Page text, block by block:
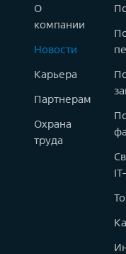
О
компании
Новости
Карьера
Партнерам
Охрана
труда